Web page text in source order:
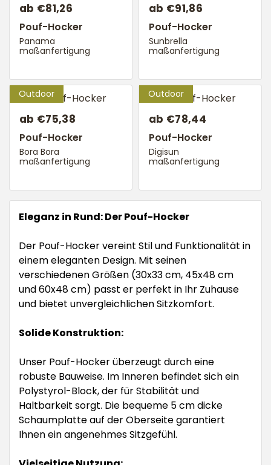
ab €81,26
Pouf-Hocker
Panama
maßanfertigung
ab €91,86
Pouf-Hocker
Sunbrella
maßanfertigung
ab €75,38
Pouf-Hocker
Bora Bora
maßanfertigung
ab €78,44
Pouf-Hocker
Digisun
maßanfertigung
Eleganz in Rund: Der Pouf-Hocker
Der Pouf-Hocker vereint Stil und Funktionalität in
einem eleganten Design. Mit seinen
verschiedenen Größen (30x33 cm, 45x48 cm
und 60x48 cm) passt er perfekt in Ihr Zuhause
und bietet unvergleichlichen Sitzkomfort.
Solide Konstruktion:
Unser Pouf-Hocker überzeugt durch eine
robuste Bauweise. Im Inneren befindet sich ein
Polystyrol-Block, der für Stabilität und
Haltbarkeit sorgt. Die bequeme 5 cm dicke
Schaumplatte auf der Oberseite garantiert
Ihnen ein angenehmes Sitzgefühl.